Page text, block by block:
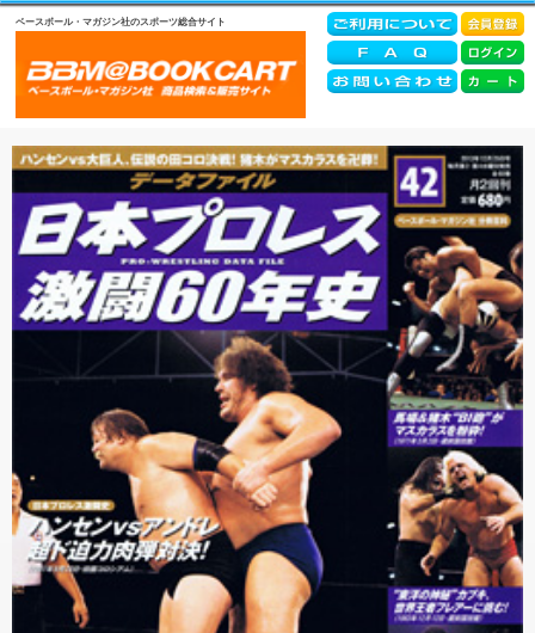
ベースボール・マガジン社のスポーツ総合サイト